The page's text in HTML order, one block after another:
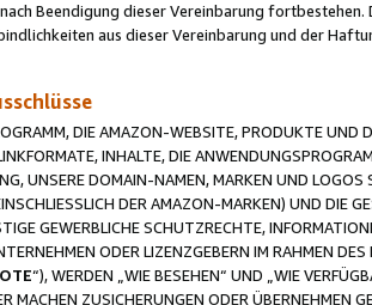
Beendigung dieser Vereinbarung
aus dieser Vereinbarung und der
DIE AMAZON-WEBSITE, PRODUKTE UND
INHALTE, DIE
UNSERE DOMAIN-NAMEN, MARKEN UND
DER AMAZON-MARKEN) UND DIE
GEWERBLICHE SCHUTZRECHTE,
ODER LIZENZGEBERN IM RAHMEN
“), WERDEN „WIE BESEHEN“ UND „WIE
MACHEN ZUSICHERUNGEN ODER ÜBERNEHMEN